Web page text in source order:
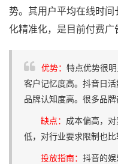
势。其用户平均在线时
化精准化，是目前付费广
优势： 特点优势很
客户记忆度高。抖音日
品牌认知度高。很多品牌
缺点： 成本偏高，
低，对行业要求限制也比
投放指南： 抖音的